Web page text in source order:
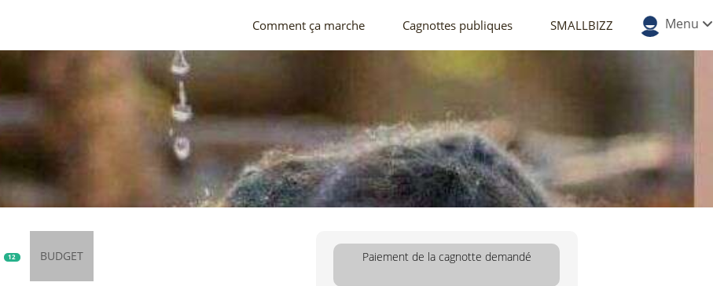
Comment ça marche Cagnottes publiques SMALLBIZZ Menu
12 BUDGET Paiement de la cagnotte demandé